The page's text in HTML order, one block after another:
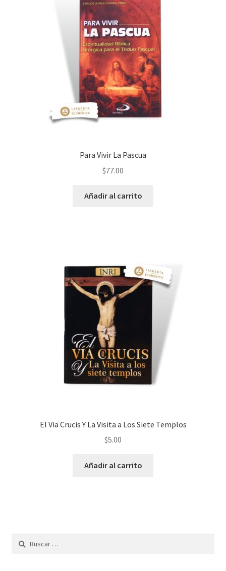
Para Vivir La Pascua
$77.00
Añadir al carrito
El Via Crucis Y La Visita a Los Siete Templos
$5.00
Añadir al carrito
Buscar: